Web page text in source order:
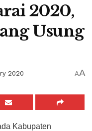
2020,
Usung
2020 AA
Kabupaten